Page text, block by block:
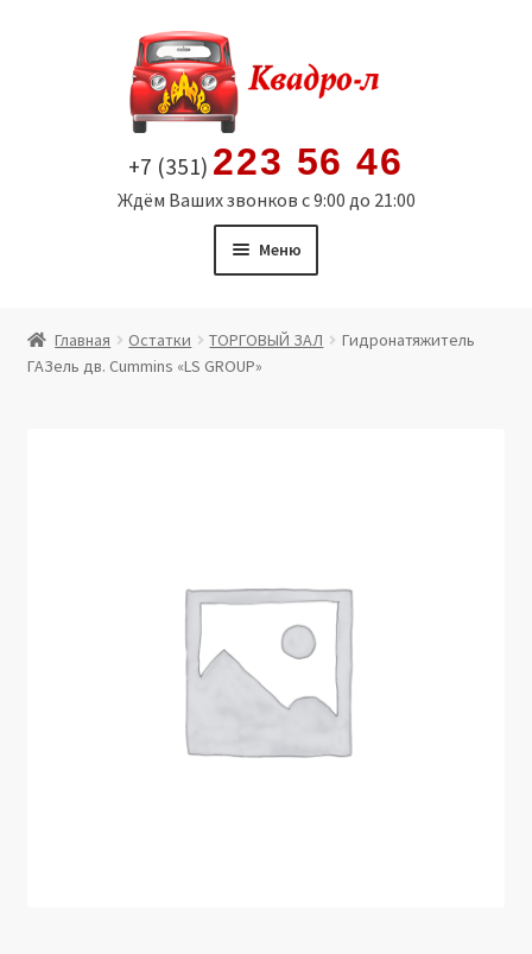
содержимому
+7 (351) 223 56 46
Ждём Ваших звонков с 9:00 до 21:00
Меню
Витрина
Юридические данные
Главная Остатки ТОРГОВЫЙ ЗАЛ
Гидронатяжитель
ГАЗель дв. Cummins «LS GROUP»